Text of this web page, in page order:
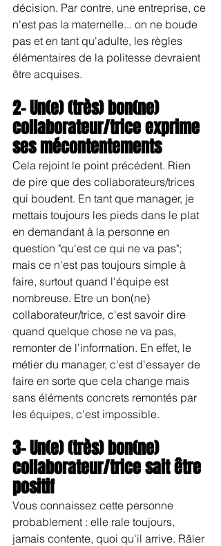
décision. Par contre, une entreprise, ce
n'est pas la maternelle... on ne boude
pas et en tant qu'adulte, les règles
élémentaires de la politesse devraient
être acquises.
2- Un(e) (très) bon(ne)
collaborateur/trice exprime
ses mécontentements
Cela rejoint le point précédent. Rien
de pire que des collaborateurs/trices
qui boudent. En tant que manager, je
mettais toujours les pieds dans le plat
en demandant à la personne en
question "qu'est ce qui ne va pas";
mais ce n'est pas toujours simple à
faire, surtout quand l'équipe est
nombreuse. Etre un bon(ne)
collaborateur/trice, c'est savoir dire
quand quelque chose ne va pas,
remonter de l'information. En effet, le
métier du manager, c'est d'essayer de
faire en sorte que cela change mais
sans éléments concrets remontés par
les équipes, c'est impossible.
3- Un(e) (très) bon(ne)
collaborateur/trice sait être
positif
Vous connaissez cette personne
probablement : elle rale toujours,
jamais contente, quoi qu'il arrive. Râler